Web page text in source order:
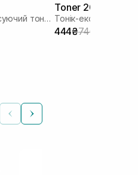
Антиоксидантний та балансуючий тонер
Toner 200 мл
Тонік-ексфоліант з
444₴740₴